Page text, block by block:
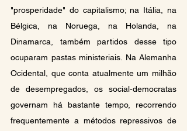
"prosperidade" do capitalismo; na Itália, na
Bélgica, na Noruega, na Holanda, na
Dinamarca, também partidos desse tipo
ocuparam pastas ministeriais. Na Alemanha
Ocidental, que conta atualmente um milhão
de desempregados, os social-democratas
governam há bastante tempo, recorrendo
frequentemente a métodos repressivos de